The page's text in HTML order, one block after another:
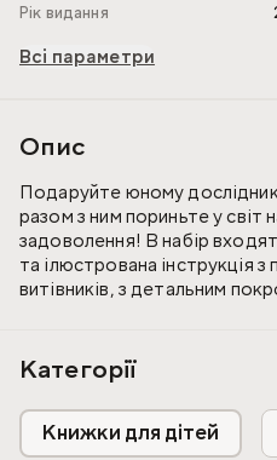
Рік видання
Всі параметри
Опис
Подаруйте юному
разом з ним пориньте у світ
задоволення! В набір
та ілюстрована інструкція
витівників, з детальним
Рекомендовано дітям:
- молодшого шкільного віку
- середнього шкільного віку
Категорії
Книжки для дітей